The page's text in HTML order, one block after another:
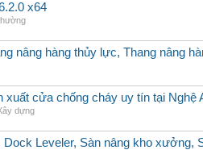
x64
nâng hàng thủy lực, Thang nâng
xuất cửa chống cháy uy tín tại Nghệ
dựng
Dock Leveler, Sàn nâng kho xưởng,